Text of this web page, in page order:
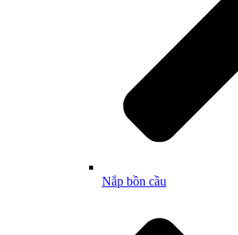
Nắp bồn cầu